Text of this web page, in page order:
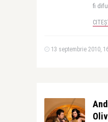
fi
13 septembrie 2010,